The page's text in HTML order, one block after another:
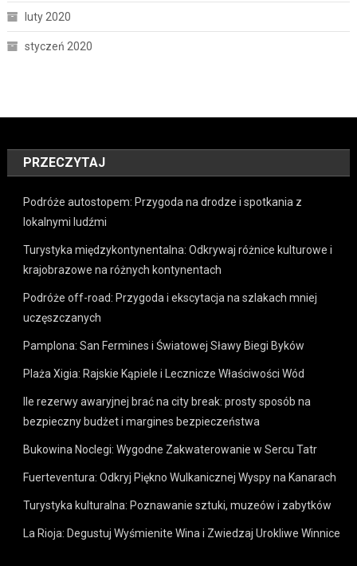
luty 2020
styczeń 2020
PRZECZYTAJ
Podróże autostopem: Przygoda na drodze i spotkania z
lokalnymi ludźmi
Turystyka międzykontynentalna: Odkrywaj różnice kulturowe i
krajobrazowe na różnych kontynentach
Podróże off-road: Przygoda i ekscytacja na szlakach mniej
uczęszczanych
Pamplona: San Fermines i Światowej Sławy Biegi Byków
Plaża Xigia: Rajskie Kąpiele i Lecznicze Właściwości Wód
Ile rezerwy awaryjnej brać na city break: prosty sposób na
bezpieczny budżet i margines bezpieczeństwa
Bukowina Noclegi: Wygodne Zakwaterowanie w Sercu Tatr
Fuerteventura: Odkryj Piękno Wulkanicznej Wyspy na Kanarach
Turystyka kulturalna: Poznawanie sztuki, muzeów i zabytków
La Rioja: Degustuj Wyśmienite Wina i Zwiedzaj Urokliwe Winnice